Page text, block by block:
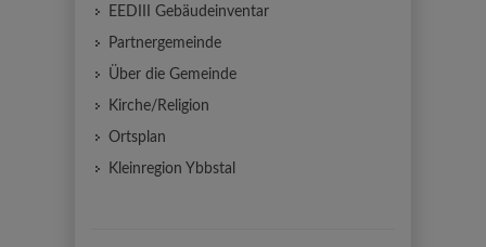
EEDIII Gebäudeinventar
Partnergemeinde
Über die Gemeinde
Kirche/Religion
Ortsplan
Kleinregion Ybbstal